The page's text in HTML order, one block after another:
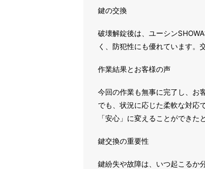
鍵の交換
破壊解錠後は、ユーシン
く、防犯性にも優れています。
作業結果とお客様の声
今回の作業も無事に完了し、お
でも、状況に応じた柔軟な対応
「安心」に変えることができた
鍵交換の重要性
鍵紛失や故障は、いつ起こるか